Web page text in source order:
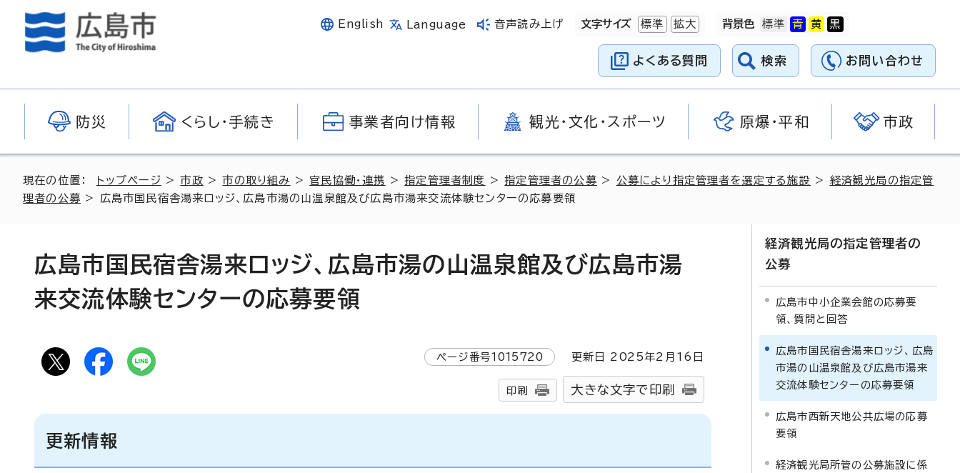
English Language 音声読み上げ 文字サイズ 標準 拡大 背景色
よくある質問 検索 お問い合わせ
防災 くらし・手続き 事業者向け情報 観光・文化・スポーツ 原爆・平和 市政
現在の位置： トップページ >市政 >市の取り組み > 官民協働・連携 >指定管理者制度 >指定管理者の公募 > 公募により指定管理者を選定する施設 > 経済観光局の指定管
理者の公募 > 広島市国民宿舎湯来ロッジ、広島市湯の山温泉館及び広島市湯来交流体験センターの応募要領
広島市国民宿舎湯来ロッジ、広島市湯の山温泉館及び広島市湯
来交流体験センターの応募要領
ページ番号1015720 更新日 2025年2月 16 日
印刷 大きな文字で印刷
更新情報
経済観光局の指定管理者の
公募
広島市中小企業会館の応募要
領、質問と回答
広島市国民宿舎湯来ロッジ、広島
市湯の山温泉館及び広島市湯来
交流体験センターの応募要領
広島市西新天地公共広場の応募
要領
経済観光局所管の公募施設に係